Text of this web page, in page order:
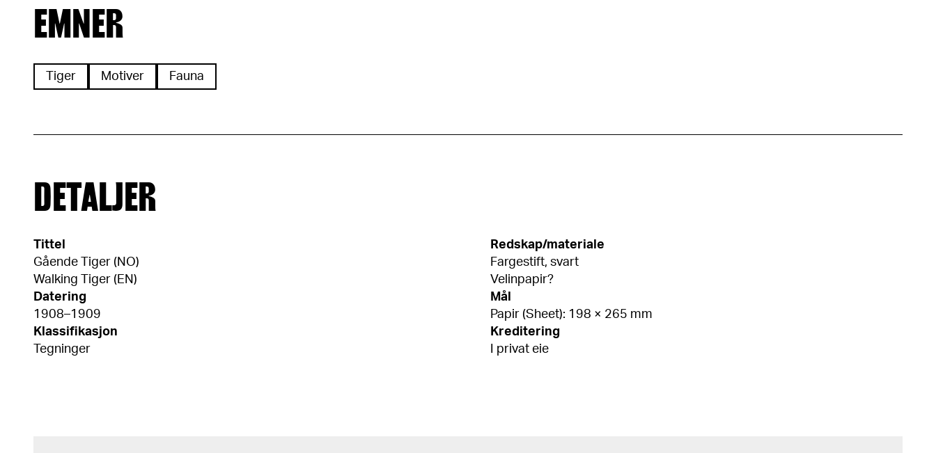
EMNER
Tiger Motiver Fauna
DETALJER
Tittel
Gående Tiger (NO)
Walking Tiger (EN)
Datering
1908–1909
Klassifikasjon
Tegninger
Redskap/materiale
Fargestift, svart
Velinpapir?
Mål
Papir (Sheet): 198 × 265 mm
Kreditering
I privat eie